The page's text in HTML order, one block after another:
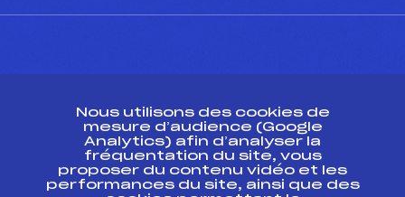
Ressources
Pass’Neige
Nous utilisons des cookies de
mesure d’audience (Google
Analytics) afin d’analyser la
fréquentation du site, vous
proposer du contenu vidéo et les
performances du site, ainsi que des